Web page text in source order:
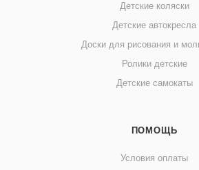
Детские коляски
Детские автокресла
Доски для рисования и
Ролики детские
Детские самокаты
ПОМОЩЬ
Условия оплаты